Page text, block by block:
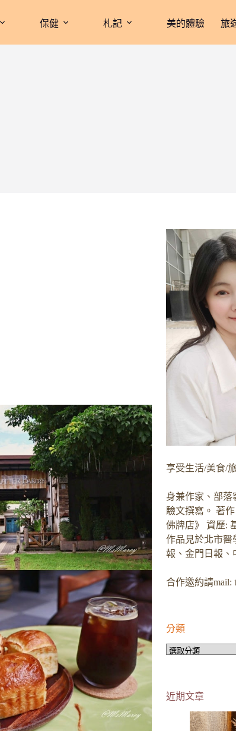
保健 札記 美的體驗 旅
享受生活/美食/
身兼作家、部落
驗文撰寫。 著
佛牌店》 資歷:
作品見於北市醫
報、金門日報、
合作邀約請mail:
分類
分
近期文章